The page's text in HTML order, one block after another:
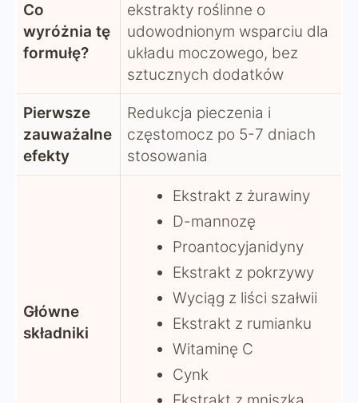
Co
wyróżnia tę
formułę?
ekstrakty roślinne o
udowodnionym wsparciu dla
układu moczowego, bez
sztucznych dodatków
Pierwsze
zauważalne
efekty
Redukcja pieczenia i
częstomocz po 5-7 dniach
stosowania
Główne
składniki
Ekstrakt z żurawiny
D-mannozę
Proantocyjanidyny
Ekstrakt z pokrzywy
Wyciąg z liści szałwii
Ekstrakt z rumianku
Witaminę C
Cynk